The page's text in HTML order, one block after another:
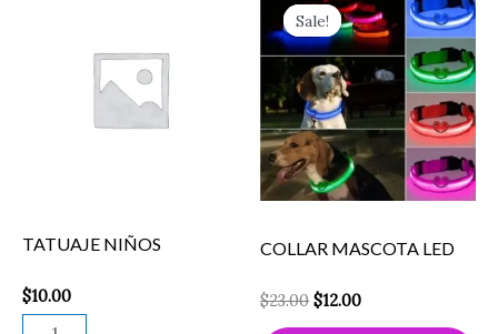
TATUAJE NIÑOS
$10.00
cantidad
Sale!
Sale!
COLLAR MASCOTA LED
$23.00
price
was:
$23.00.
$12.00
price
is:
$12.00.